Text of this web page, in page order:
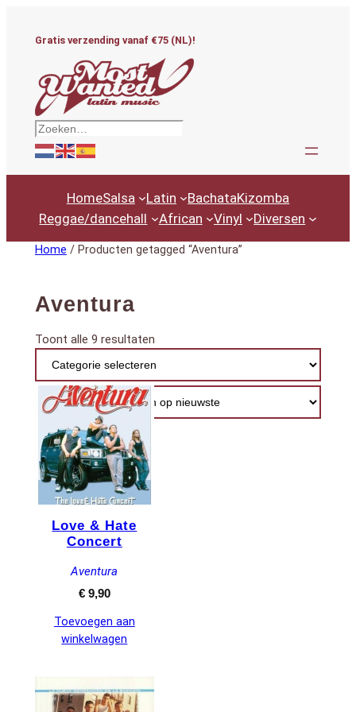
Gratis verzending vanaf €75 (NL)!
Zoeken
HomeSalsa Latin BachataKizomba
Reggae/dancehall
African Vinyl Diversen
Home / Producten getagged “Aventura”
Aventura
Toont alle 9 resultatenGesorteerd
nieuwste
Love & Hate
Concert
Aventura
€9,90
Toevoegen aan
winkelwagen